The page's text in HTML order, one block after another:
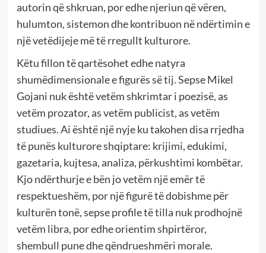
autorin që shkruan, por edhe njeriun që vëren,
hulumton, sistemon dhe kontribuon në ndërtimin e
një vetëdijeje më të rregullt kulturore.
Këtu fillon të qartësohet edhe natyra
shumëdimensionale e figurës së tij. Sepse Mikel
Gojani nuk është vetëm shkrimtar i poezisë, as
vetëm prozator, as vetëm publicist, as vetëm
studiues. Ai është një nyje ku takohen disa rrjedha
të punës kulturore shqiptare: krijimi, edukimi,
gazetaria, kujtesa, analiza, përkushtimi kombëtar.
Kjo ndërthurje e bën jo vetëm një emër të
respektueshëm, por një figurë të dobishme për
kulturën tonë, sepse profile të tilla nuk prodhojnë
vetëm libra, por edhe orientim shpirtëror,
shembull pune dhe qëndrueshmëri morale.